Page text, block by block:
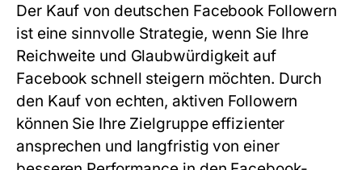
Der Kauf von deutschen Facebook Followern
ist eine sinnvolle Strategie, wenn Sie Ihre
Reichweite und Glaubwürdigkeit auf
Facebook schnell steigern möchten. Durch
den Kauf von echten, aktiven Followern
können Sie Ihre Zielgruppe effizienter
ansprechen und langfristig von einer